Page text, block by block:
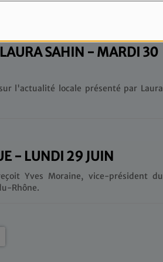
LAURA SAHIN - MARDI 30
l'actualité locale présenté par Laura
- LUNDI 29 JUIN
Yves Moraine, vice-président du
Rhône.